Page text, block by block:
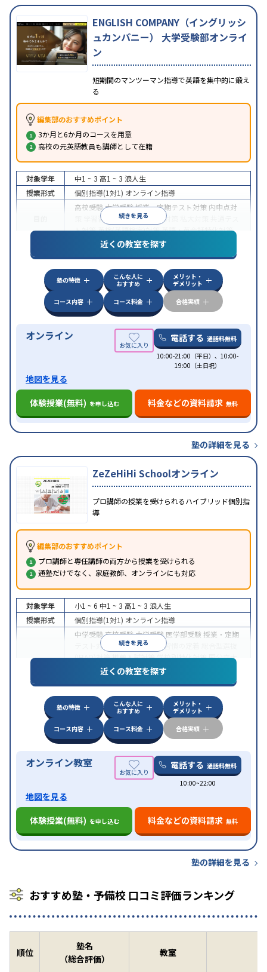
ENGLISH COMPANY（イングリッシ
ュカンパニー） 大学受験部オンライ
ン
短期間のマンツーマン指導で英語を集中的に鍛え
る
編集部のおすすめポイント
3か月と6か月のコースを用意
高校の元英語教員も講師として在籍
続きを見る
対象学年 中1 ~ 3 高1 ~ 3 浪人生
授業形式
個別指導(1対1) オンライン指導
高校受験大学受験授業・定期テスト対策 内申点対
学習習慣の定着国公立大対策
ト対策英検(英語検定)対策英語・英会話特化対策
特徴
中高一貫校生に対応授業の振替可能
学習にPC・タブレットを利用オンライン対応1
科目から受講可能
近くの教室を探す
塾の特徴
こんな人に
おすすめ
メリット・
デメリット
コース内容
コース料金 合格実績
オンライン 電話する 通話料無料
10:00-21:00（平日）、10:00-
19:00（土日祝）
地図を見る
体験授業(無料) を申し込む 料金などの資料請求 無料
塾の詳細を見る
ZeZeHiHi Schoolオンライン
プロ講師の授業を受けられるハイブリッド個別指
導
編集部のおすすめポイント
プロ講師と専任講師の両方から授業を受けられる
通塾だけでなく、家庭教師、オンラインにも対応
続きを見る
対象学年 小1 ~ 6 中1 ~ 3 高1 ~ 3 浪人生
授業形式
個別指導(1対1) オンライン指導
中学受験高校受験大学受験 医学部受験 授業・定期
テスト対策
内申点対策 学習習慣の定着
(旧AO)対策推薦入試対策学校別特化対策国公立大
私大対策共通テスト対策
英語・英会話特化
特徴
中高一貫校生に対応授業の振替可能 不登校生に対
オンライン対応 1科目から受講可能季節講習の
みの受講可
自習室あり
近くの教室を探す
塾の特徴
こんな人に
おすすめ
メリット・
デメリット
コース内容
コース料金 合格実績
オンライン教室 電話する 通話料無料
10:00~22:00
地図を見る
体験授業(無料) を申し込む 料金などの資料請求 無料
塾の詳細を見る
おすすめ塾・予備校 口コミ評価ランキング
順位
塾名
（総合評価）
教室